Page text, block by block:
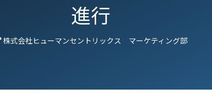
進行
株式会社ヒューマンセントリックス マーケティング部